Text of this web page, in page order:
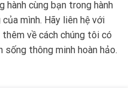
hành cùng bạn trong hành
mình. Hãy liên hệ với
về cách chúng tôi có
thông minh hoàn hảo.